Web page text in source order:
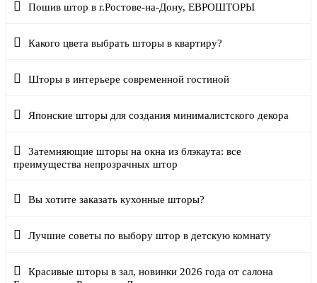
Пошив штор в г.Ростове-на-Дону, ЕВРОШТОРЫ
Какого цвета выбрать шторы в квартиру?
Шторы в интерьере современной гостиной
Японские шторы для создания минималистского декора
Затемняющие шторы на окна из блэкаута: все
преимущества непрозрачных штор
Вы хотите заказать кухонные шторы?
Лучшие советы по выбору штор в детскую комнату
Красивые шторы в зал, новинки 2026 года от салона